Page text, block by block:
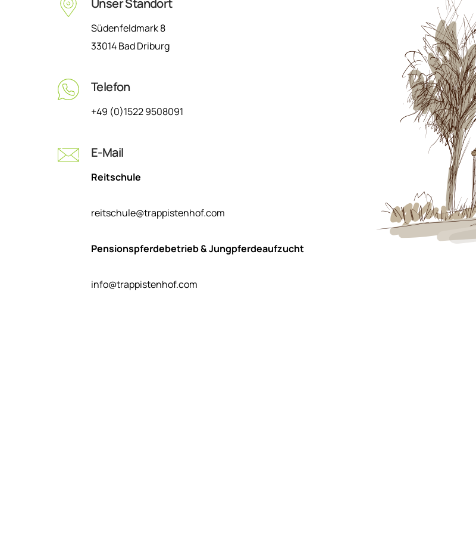
Unser Standort
Südenfeldmark 8
33014 Bad Driburg
Telefon
+49 (0)1522 9508091
E-Mail
Reitschule
reitschule@trappistenhof.com
Pensionspferdebetrieb & Jungpferdeaufzucht
info@trappistenhof.com